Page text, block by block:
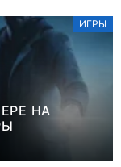
ИГРЫ
НА
геймеров